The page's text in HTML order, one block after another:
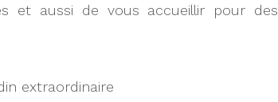
et aussi de vous accueillir pour des
extraordinaire